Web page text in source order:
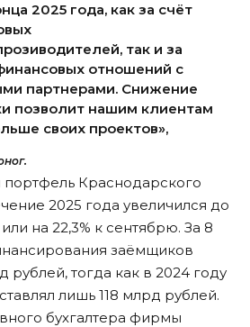
2025 года, как за счёт
так и за
отношений с
партнерами. Снижение
позволит нашим клиентам
своих проектов»,
Краснодарского
2025 года увеличился до
на 22,3% к сентябрю. За 8
заёмщиков
тогда как в 2024 году
лишь 118 млрд рублей.
бухгалтера фирмы